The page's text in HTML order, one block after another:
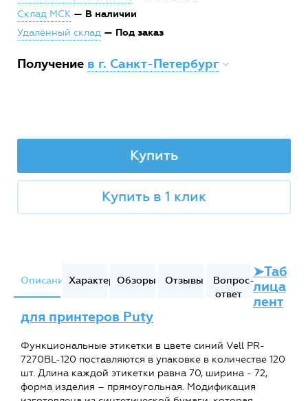
Склад МСК — В наличии
Удалённый склад — Под заказ
Получение в г. Санкт-Петербург
Купить
Купить в 1 клик
ОписаниеХарактеристики
Обзоры Отзывы
Вопрос-
ответ
➤Таб
лица
лент
для принтеров Puty
Функциональные этикетки в цвете синий Vell PR-
7270BL-120 поставляются в упаковке в количестве 120
шт. Длина каждой этикетки равна 70, ширина - 72,
форма изделия – прямоугольная. Модификация